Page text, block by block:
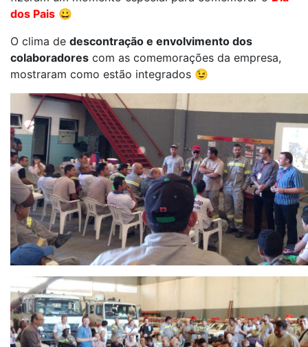
dos Pais 😀
O clima de descontração e envolvimento dos
colaboradores com as comemorações da empresa,
mostraram como estão integrados 😉